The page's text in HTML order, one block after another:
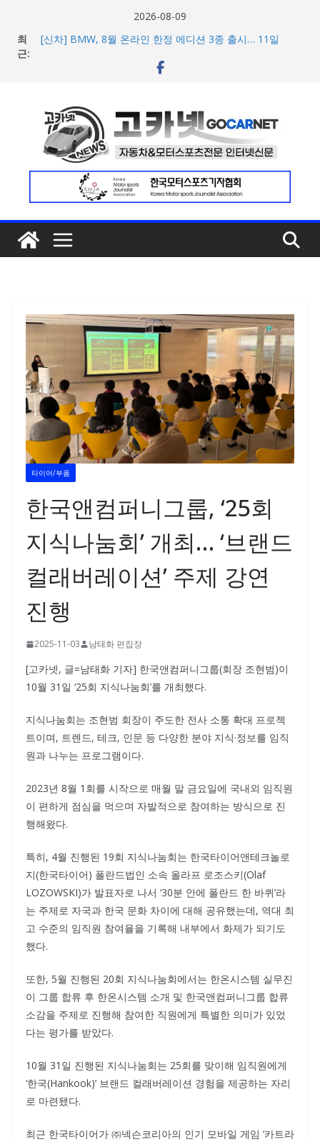
2026-08-09
최
근:
[신차] BMW, 8월 온라인 한정 에디션 3종 출시… 11일
벤틀리, 첫 순수 전기 어반 럭셔리 SUV 토르칼 탑재될 ‘큐레
팝업 오픈
BMW 레이디스 챔피언십 2026, 다양한 티켓 패키지 선보이
며 본격 대회 준비 돌입
현대차·기아, ‘2026 레드닷 어워드’에서 최우수상 2개·본상
15개 수상
타이어/부품
한국앤컴퍼니그룹, ‘25회
지식나눔회’ 개최… ‘브랜드
컬래버레이션’ 주제 강연
진행
2025-11-03 남태화 편집장
[고카넷, 글=남태화 기자] 한국앤컴퍼니그룹(회장 조현범)이
10월 31일 ‘25회 지식나눔회’를 개최했다.
지식나눔회는 조현범 회장이 주도한 전사 소통 확대 프로젝
트이며, 트렌드, 테크, 인문 등 다양한 분야 지식·정보를 임직
원과 나누는 프로그램이다.
2023년 8월 1회를 시작으로 매월 말 금요일에 국내외 임직원
이 편하게 점심을 먹으며 자발적으로 참여하는 방식으로 진
행해왔다.
특히, 4월 진행된 19회 지식나눔회는 한국타이어앤테크놀로
지(한국타이어) 폴란드법인 소속 올라프 로조스키(Olaf
LOZOWSKI)가 발표자로 나서 ‘30분 안에 폴란드 한 바퀴’라
는 주제로 자국과 한국 문화 차이에 대해 공유했는데, 역대 최
고 수준의 임직원 참여율을 기록해 내부에서 화제가 되기도
했다.
또한, 5월 진행된 20회 지식나눔회에서는 한온시스템 실무진
이 그룹 합류 후 한온시스템 소개 및 한국앤컴퍼니그룹 합류
소감을 주제로 진행해 참여한 직원에게 특별한 의미가 있었
다는 평가를 받았다.
10월 31일 진행된 지식나눔회는 25회를 맞이해 임직원에게
‘한국(Hankook)’ 브랜드 컬래버레이션 경험을 제공하는 자리
로 마련됐다.
최근 한국타이어가 ㈜넥슨코리아의 인기 모바일 게임 ‘카트라